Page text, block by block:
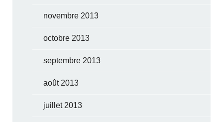
novembre 2013
octobre 2013
septembre 2013
août 2013
juillet 2013